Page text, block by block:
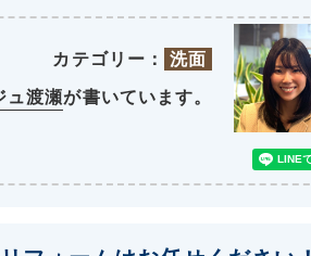
カテゴリー： 洗面
ュ渡瀬が書いています。